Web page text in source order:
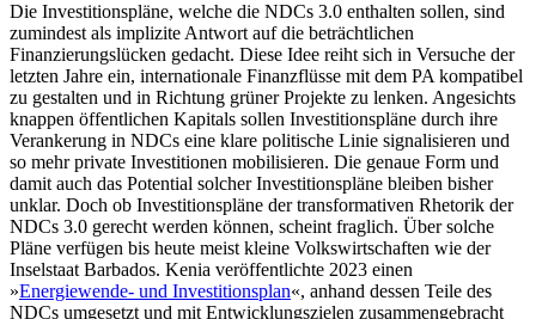
Die Investitionspläne, welche die NDCs 3.0 enthalten sollen, sind
zumindest als impli­zite Antwort auf die beträchtlichen
Finanzierungslücken gedacht. Diese Idee reiht sich in Versuche der
letzten Jahre ein, inter­natio­nale Finanzflüsse mit dem PA kom­patibel
zu gestalten und in Richtung grüner Projekte zu lenken. Angesichts
knappen öffentlichen Kapitals sollen Inves­titions­pläne durch ihre
Verankerung in NDCs eine klare politische Linie signalisieren und
so mehr private Investitionen mobilisieren. Die genaue Form und
damit auch das Potential solcher Investitionspläne bleiben bisher
unklar. Doch ob Investitions­pläne der transformativen Rhetorik der
NDCs 3.0 gerecht werden können, scheint fraglich. Über solche
Pläne verfügen bis heute meist kleine Volkswirtschaften wie der
Inselstaat Barbados. Kenia veröffent­lichte 2023 einen
»Energiewende- und Investitionsplan«, anhand dessen Teile des
NDCs umgesetzt und mit Entwicklungs­zielen zusammen­gebracht